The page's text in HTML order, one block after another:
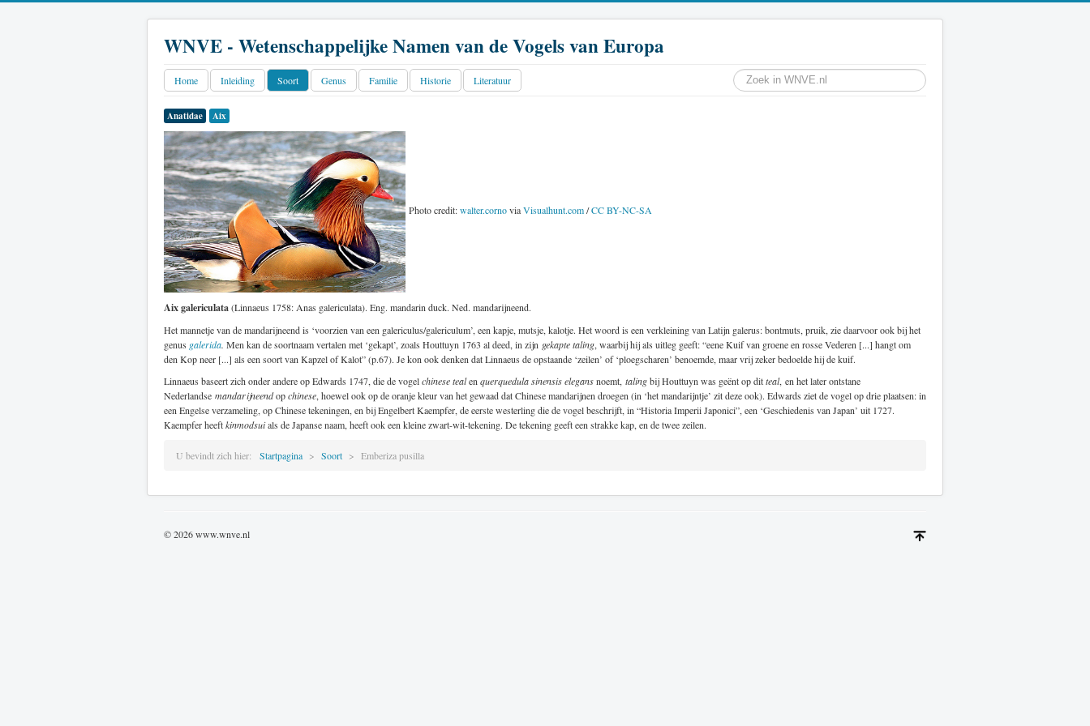
WNVE - Wetenschappelijke Namen van de Vogels van Europa
Home Inleiding Soort Genus Familie Historie Literatuur
Anatidae Aix
Photo credit:walter.cornoviaVisualhunt.com/CC BY-NC-SA
Aix galericulata(Linnaeus 1758: Anas galericulata). Eng. mandarin duck. Ned. mandarijneend.
Het mannetje van de mandarijneend is ‘voorzien van een galericulus/galericulum’, een kapje, mutsje, kalotje. Het woord is een verkleining van Latijn galerus: bontmuts, pruik, zie daarvoor ook bij het
genus galerida. Men kan de soortnaam vertalen met ‘gekapt’, zoals Houttuyn 1763 al deed, in zijn gekapte taling, waarbij hij als uitleg geeft: “eene Kuif van groene en rosse Vederen [...] hangt om
den Kop neer [...] als een soort van Kapzel of Kalot” (p.67). Je kon ook denken dat Linnaeus de opstaande ‘zeilen’ of ‘ploegscharen’ benoemde, maar vrij zeker bedoelde hij de kuif.
Linnaeus baseert zich onder andere op Edwards 1747, die de vogelchinese tealen querquedula sinensis elegansnoemt, talingbij Houttuyn was geënt op ditteal, en het later ontstane
Nederlandse mandarijneendopchinese, hoewel ook op de oranje kleur van het gewaad dat Chinese mandarijnen droegen (in ‘het mandarijntje’ zit deze ook). Edwards ziet de vogel op drie plaatsen: in
een Engelse verzameling, op Chinese tekeningen, en bij Engelbert Kaempfer, de eerste westerling die de vogel beschrijft, in “Historia Imperii Japonici”, een ‘Geschiedenis van Japan’ uit 1727.
Kaempfer heeftkinmodsuials de Japanse naam, heeft ook een kleine zwart-wit-tekening. De tekening geeft een strakke kap, en de twee zeilen.
U bevindt zich hier: Startpagina Soort Emberiza pusilla
© 2026 www.wnve.nl